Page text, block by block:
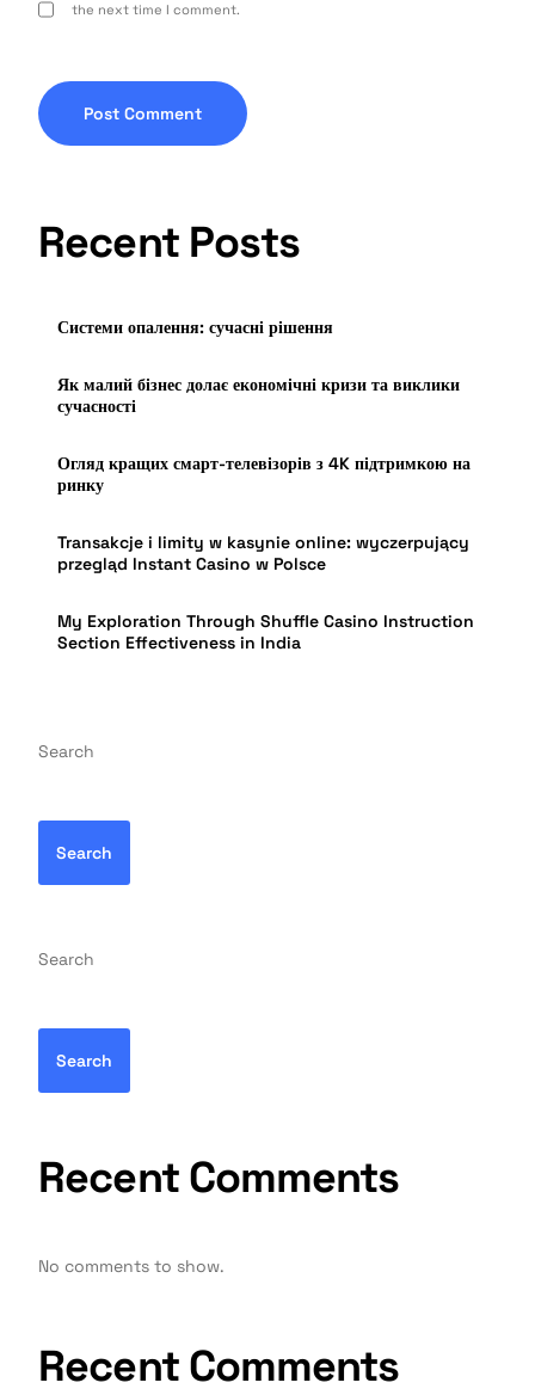
the next time I comment.
Recent Posts
Системи опалення: сучасні рішення
Як малий бізнес долає економічні кризи та виклики
сучасності
Огляд кращих смарт-телевізорів з 4K підтримкою на
ринку
Transakcje i limity w kasynie online: wyczerpujący
przegląd Instant Casino w Polsce
My Exploration Through Shuffle Casino Instruction
Section Effectiveness in India
Search
Search
Search
Search
Recent Comments
No comments to show.
Recent Comments